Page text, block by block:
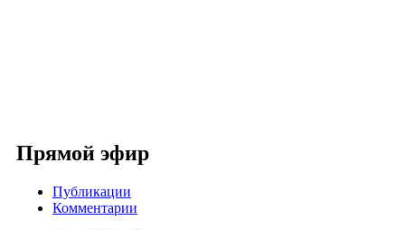
Прямой эфир
Публикации
Комментарии